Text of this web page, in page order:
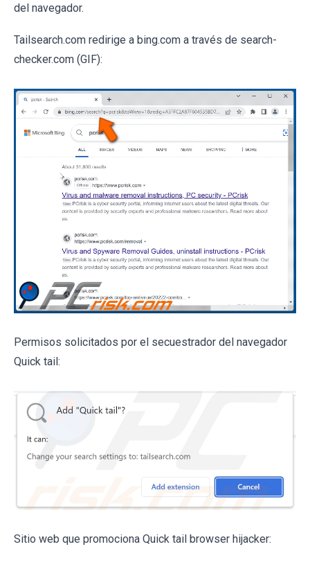
del navegador.
Tailsearch.com redirige a bing.com a través de search-
checker.com (GIF):
Permisos solicitados por el secuestrador del navegador
Quick tail:
Sitio web que promociona Quick tail browser hijacker: